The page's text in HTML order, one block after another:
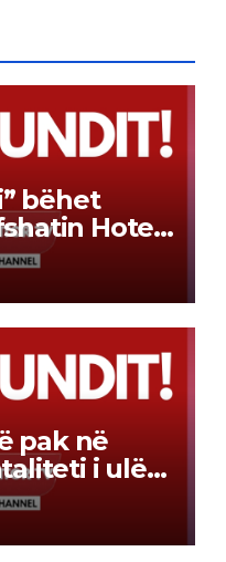
bëhet
Hotel,
për
pak në
i ulët
është